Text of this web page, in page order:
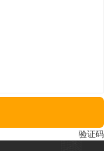
验证码